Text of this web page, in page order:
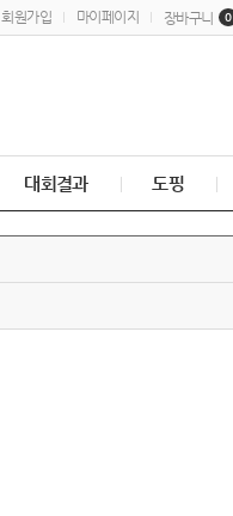
회원가입 마이페이지 장바구니 0
대회결과 도핑